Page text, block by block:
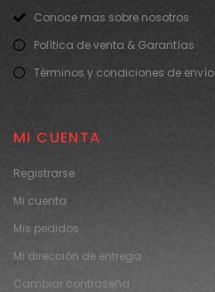
Conoce mas sobre nosotros
Política de venta & Garantías
Términos y condiciones de envío
MI CUENTA
Registrarse
Mi cuenta
Mis pedidos
Mi dirección de entrega
Cambiar contraseña